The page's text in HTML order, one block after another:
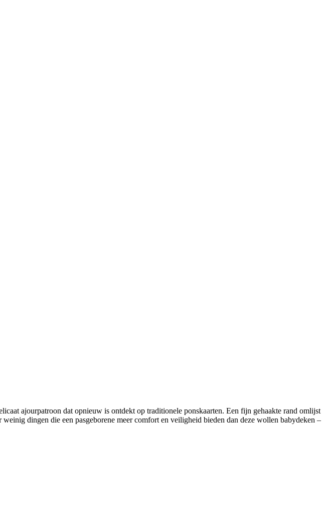
ajourpatroon dat opnieuw is ontdekt op traditionele ponskaarten. Een fijn gehaakte rand omlijst
dingen die een pasgeborene meer comfort en veiligheid bieden dan deze wollen babydeken –